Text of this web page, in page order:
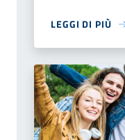
LEGGI DI PIÙ